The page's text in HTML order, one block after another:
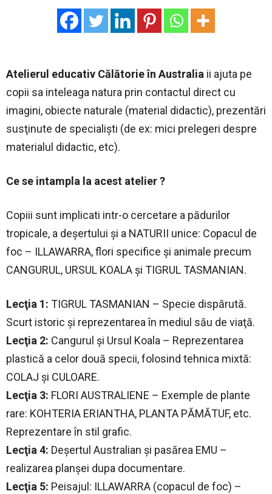
Atelierul educativ Călătorie în Australia ii ajuta pe
copii sa inteleaga natura prin contactul direct cu
imagini, obiecte naturale (material didactic), prezentări
susţinute de specialişti (de ex: mici prelegeri despre
materialul didactic, etc).
Ce se intampla la acest atelier ?
Copiii sunt implicati intr-o cercetare a pădurilor
tropicale, a deşertului şi a NATURII unice: Copacul de
foc – ILLAWARRA, flori specifice şi animale precum
CANGURUL, URSUL KOALA şi TIGRUL TASMANIAN.
Lecţia 1: TIGRUL TASMANIAN – Specie dispărută.
Scurt istoric şi reprezentarea în mediul său de viaţă.
Lecţia 2: Cangurul şi Ursul Koala – Reprezentarea
plastică a celor două specii, folosind tehnica mixtă:
COLAJ şi CULOARE.
Lecţia 3: FLORI AUSTRALIENE – Exemple de plante
rare: KOHTERIA ERIANTHA, PLANTA PĂMĂTUF, etc.
Reprezentare în stil grafic.
Lecţia 4: Deşertul Australian şi pasărea EMU –
realizarea planşei dupa documentare.
Lecţia 5: Peisajul: ILLAWARRA (copacul de foc) –